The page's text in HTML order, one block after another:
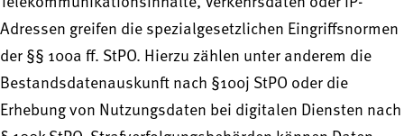
Adressen greifen die spezialgesetzlichen Eingriffsnormen
der §§ 100a ff. StPO. Hierzu zählen unter anderem die
Bestandsdatenauskunft nach §100j StPO oder die
Erhebung von Nutzungsdaten bei digitalen Diensten nach